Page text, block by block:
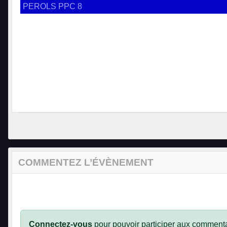
PEROLS PPC 8
COMMENTEZ L’ÉVÈNEMENT
Connectez-vous pour pouvoir participer aux